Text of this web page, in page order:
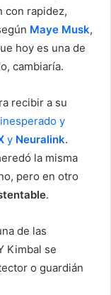
con rapidez,
Maye Musk,
hoy es una de
cambiaría.
recibir a su
y
y Neuralink.
la misma
pero en otro
.
de las
Kimbal se
o guardián